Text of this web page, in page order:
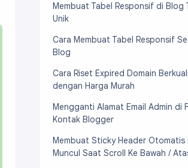
Membuat Tabel Responsif di Blog
Unik
Cara Membuat Tabel Responsif
Blog
Cara Riset Expired Domain
dengan Harga Murah
Mengganti Alamat Email Admin di
Kontak Blogger
Membuat Sticky Header Otomatis
Muncul Saat Scroll Ke Bawah /